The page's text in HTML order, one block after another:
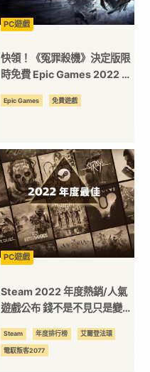
PC遊戲
快領！《冤罪殺機》決定版限
時免費 Epic Games 2022 年
Epic Games 免費遊戲
PC遊戲
Steam 2022 年度熱銷/人氣
遊戲公布 錢不是不見只是變成
Steam 年度排行榜 艾爾登法環
電馭叛客2077